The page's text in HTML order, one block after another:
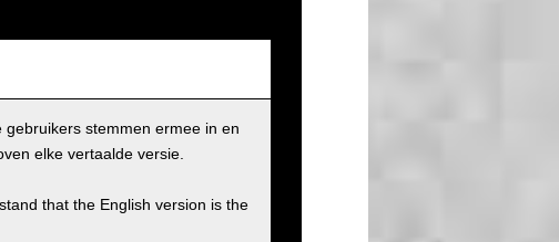
gebruikers stemmen ermee in en
elke vertaalde versie.
that the English version is the